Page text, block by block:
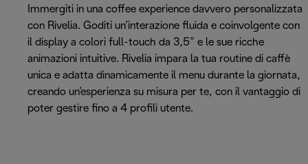
Immergiti in una coffee experience davvero personalizzata
con Rivelia. Goditi un’interazione fluida e coinvolgente con
il display a colori full-touch da 3,5” e le sue ricche
animazioni intuitive. Rivelia impara la tua routine di caffè
unica e adatta dinamicamente il menu durante la giornata,
creando un’esperienza su misura per te, con il vantaggio di
poter gestire fino a 4 profili utente.